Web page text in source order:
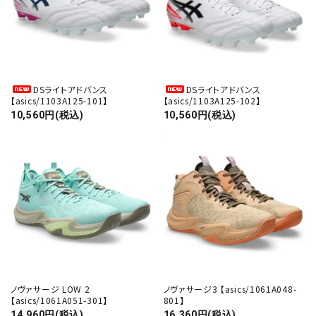
DSライトアドバンス
【asics/1103A125-101】
10,560円(税込)
DSライトアドバンス
【asics/1103A125-102】
10,560円(税込)
ノヴァサージ LOW 2
【asics/1061A051-301】
ノヴァサージ3 【asics/1061A048-
801】